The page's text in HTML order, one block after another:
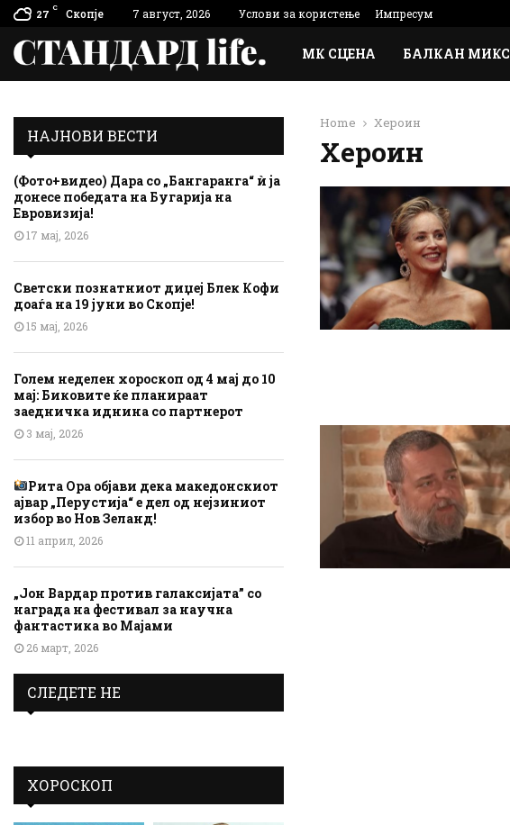
27 C Скопје 7 август, 2026 Услови за користење Импресум
МК СЦЕНА БАЛКАН МИКС
Home Хероин
Хероин
НАЈНОВИ ВЕСТИ
(Фото+видео) Дара со „Бангаранга“ ѝ ја
донесе победата на Бугарија на
Евровизија!
17 мај, 2026
Светски познатниот диџеј Блек Кофи
доаѓа на 19 јуни во Скопје!
15 мај, 2026
Голем неделен хороскоп од 4 мај до 10
мај: Биковите ќе планираат
заедничка иднина со партнерот
3 мај, 2026
Рита Ора објави дека македонскиот
ајвар „Перустија“ е дел од нејзиниот
избор во Нов Зеланд!
11 април, 2026
„Јон Вардар против галаксијата” со
награда на фестивал за научна
фантастика во Мајами
26 март, 2026
СЛЕДЕТЕ НЕ
ХОРОСКОП